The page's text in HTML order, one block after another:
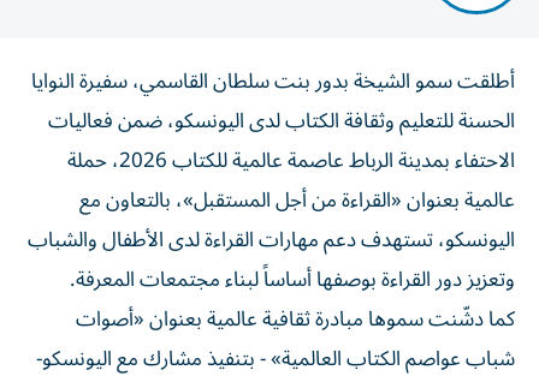
أطلقت سمو الشيخة بدور بنت سلطان القاسمي، سفيرة النوايا
الحسنة للتعليم وثقافة الكتاب لدى اليونسكو، ضمن فعاليات
الاحتفاء بمدينة الرباط عاصمة عالمية للكتاب 2026، حملة
عالمية بعنوان «القراءة من أجل المستقبل»، بالتعاون مع
اليونسكو، تستهدف دعم مهارات القراءة لدى الأطفال والشباب
وتعزيز دور القراءة بوصفها أساساً لبناء مجتمعات المعرفة.
كما دشّنت سموها مبادرة ثقافية عالمية بعنوان «أصوات
شباب عواصم الكتاب العالمية» - بتنفيذ مشارك مع اليونسكو-